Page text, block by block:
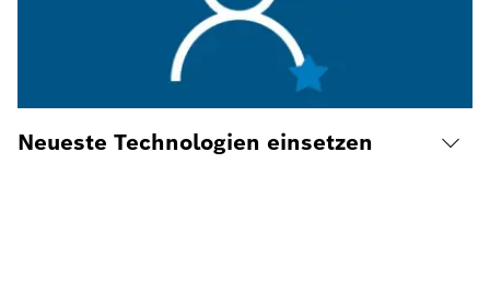
Neueste Technologien einsetzen